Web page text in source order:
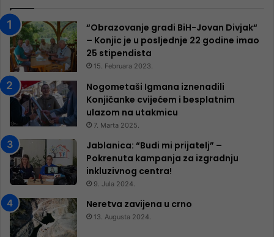
“Obrazovanje gradi BiH-Jovan Divjak“
– Konjic je u posljednje 22 godine imao
25 ​​stipendista
15. Februara 2023.
Nogometaši Igmana iznenadili
Konjičanke cvijećem i besplatnim
ulazom na utakmicu
7. Marta 2025.
Jablanica: “Budi mi prijatelj” –
Pokrenuta kampanja za izgradnju
inkluzivnog centra!
9. Jula 2024.
Neretva zavijena u crno
13. Augusta 2024.